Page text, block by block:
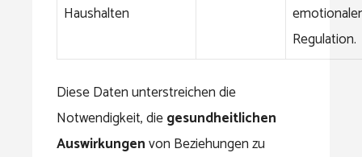
Haushalten
Regulation.
Diese Daten unterstreichen die
Notwendigkeit, diegesundheitlichen
Auswirkungenvon Beziehungen zu